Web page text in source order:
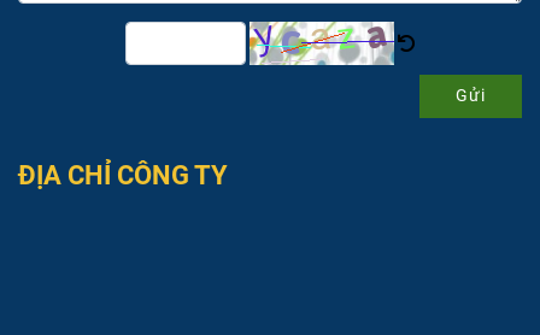
Gửi
ĐỊA CHỈ CÔNG TY